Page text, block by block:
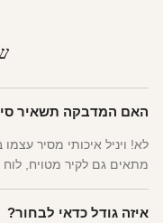
האם המדבקה תשאיר
לא! ויניל איכותי מסיר
מתאים גם לקיר מטויח, לוח
איזה גודל כדאי לבחור?